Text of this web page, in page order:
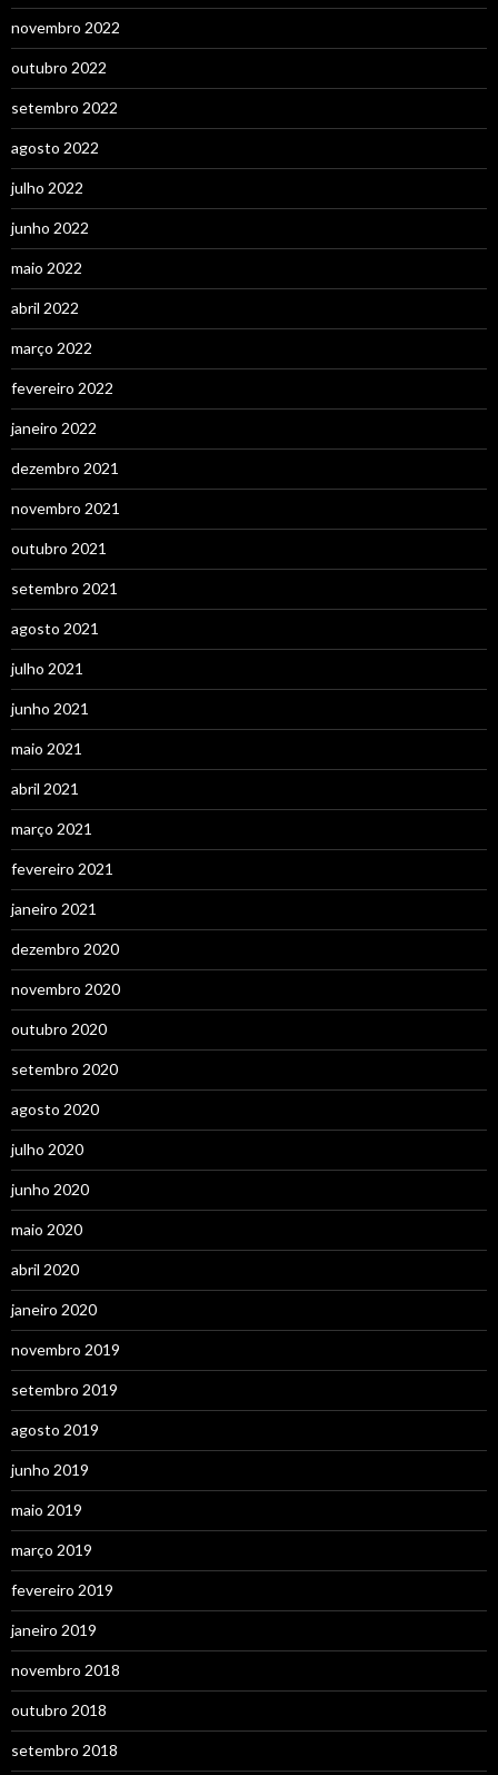
novembro 2022
outubro 2022
setembro 2022
agosto 2022
julho 2022
junho 2022
maio 2022
abril 2022
março 2022
fevereiro 2022
janeiro 2022
dezembro 2021
novembro 2021
outubro 2021
setembro 2021
agosto 2021
julho 2021
junho 2021
maio 2021
abril 2021
março 2021
fevereiro 2021
janeiro 2021
dezembro 2020
novembro 2020
outubro 2020
setembro 2020
agosto 2020
julho 2020
junho 2020
maio 2020
abril 2020
janeiro 2020
novembro 2019
setembro 2019
agosto 2019
junho 2019
maio 2019
março 2019
fevereiro 2019
janeiro 2019
novembro 2018
outubro 2018
setembro 2018